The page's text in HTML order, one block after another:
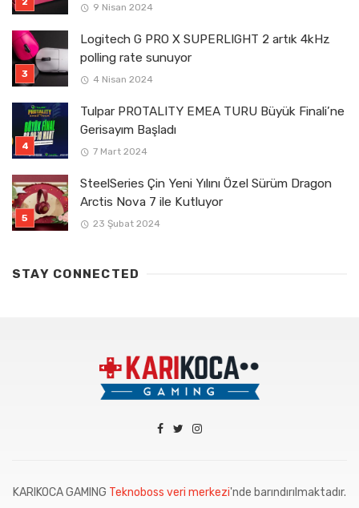
9 Nisan 2024
Logitech G PRO X SUPERLIGHT 2 artık 4kHz
polling rate sunuyor
4 Nisan 2024
Tulpar PROTALITY EMEA TURU Büyük Finali’ne
Gerisayım Başladı
7 Mart 2024
SteelSeries Çin Yeni Yılını Özel Sürüm Dragon
Arctis Nova 7 ile Kutluyor
23 Şubat 2024
STAY CONNECTED
KARIKOCA GAMING Teknoboss veri merkezi'nde barındırılmaktadır.